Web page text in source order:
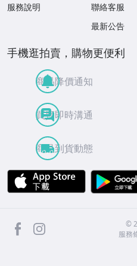
服務說明
聯絡客服
最新公告
手機逛拍賣，購物更便利
商品降價通知
買賣即時溝通
商品到貨動態
APP Store
facebook ©
服務